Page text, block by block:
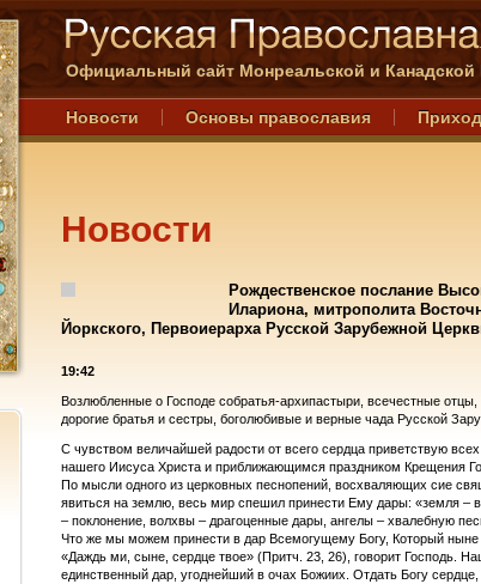
Официальный сайт Монреальской и Канадской
Новости Основы православия
Новости
Рождественское послание
Илариона, митрополита
Йоркского, Первоиерарха Русской Зарубежной
19:42
Возлюбленные о Господе собратья-архипастыри, всечестные отцы,
дорогие братья и сестры, боголюбивые и верные чада Русской
С чувством величайшей радости от всего сердца приветствую
нашего Иисуса Христа и приближающимся праздником Крещения
По мысли одного из церковных песнопений, восхваляющих сие
явиться на землю, весь мир спешил принести Ему дары: «земля –
– поклонение, волхвы – драгоценные дары, ангелы – хвалебную
Что же мы можем принести в дар Всемогущему Богу, Который
«Даждь ми, сыне, сердце твое» (Притч. 23, 26), говорит Господь.
единственный дар, угоднейший в очах Божиих. Отдать Богу сердце,